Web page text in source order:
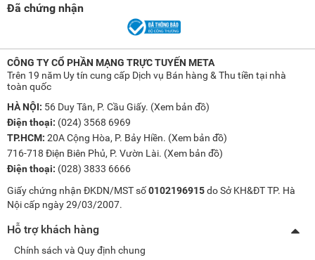
Đã chứng nhận
CÔNG TY CỔ PHẦN MẠNG TRỰC TUYẾN META
Trên 19 năm Uy tín cung cấp Dịch vụ Bán hàng & Thu tiền tại nhà
toàn quốc
HÀ NỘI: 56 Duy Tân, P. Cầu Giấy. (Xem bản đồ)
Điện thoại: (024) 3568 6969
TP.HCM: 20A Cộng Hòa, P. Bảy Hiền. (Xem bản đồ)
716-718 Điện Biên Phủ, P. Vườn Lài. (Xem bản đồ)
Điện thoại: (028) 3833 6666
Giấy chứng nhận ĐKDN/MST số0102196915do Sở KH&ĐT TP. Hà
Nội cấp ngày 29/03/2007.
Hỗ trợ khách hàng
Chính sách và Quy định chung